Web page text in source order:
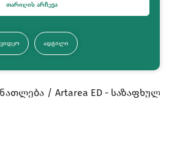
ᲗᲐᲠᲘᲦᲘᲡ ᲐᲠᲩᲔᲕᲐ
ᲐᲓᲒᲘᲚᲘ
Artarea ED -